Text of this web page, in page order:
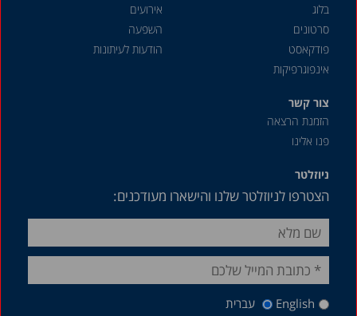
דצמבר 2015
בלוג
סרטונים
פודקאסט
אינפוגרפיקות
אירועים
השפעה
הודעות לעיתונות
צור קשר
הזמנת הרצאה
פנו אלינו
ניוזלטר
הצטרפו לניוזלטר שלנו והישארו מעודכנים:
English עברית